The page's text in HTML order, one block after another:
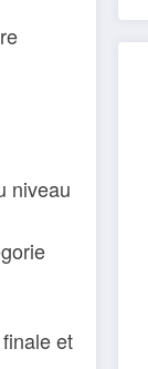
niveau
et